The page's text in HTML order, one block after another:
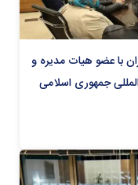
با عضو هیات مدیره و
جمهوری اسلامی